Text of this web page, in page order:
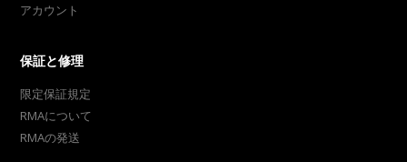
アカウント
保証と修理
限定保証規定
RMAについて
RMAの発送